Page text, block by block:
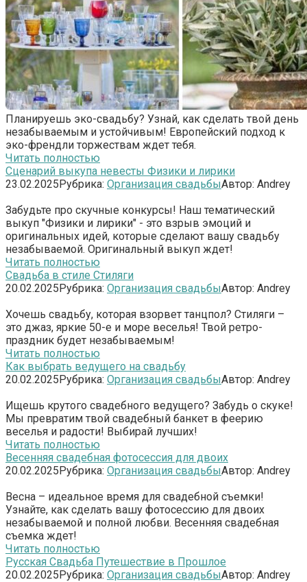
Планируешь эко-свадьбу? Узнай, как сделать твой день
незабываемым и устойчивым! Европейский подход к
эко-френдли торжествам ждет тебя.
Читать полностью
Сценарий выкупа невесты Физики и лирики
23.02.2025Рубрика: Организация свадьбыАвтор: Andrey
Забудьте про скучные конкурсы! Наш тематический
выкуп "Физики и лирики" - это взрыв эмоций и
оригинальных идей, которые сделают вашу свадьбу
незабываемой. Оригинальный выкуп ждет!
Читать полностью
Свадьба в стиле Стиляги
20.02.2025Рубрика: Организация свадьбыАвтор: Andrey
Хочешь свадьбу, которая взорвет танцпол? Стиляги –
это джаз, яркие 50-е и море веселья! Твой ретро-
праздник будет незабываемым!
Читать полностью
Как выбрать ведущего на свадьбу
20.02.2025Рубрика: Организация свадьбыАвтор: Andrey
Ищешь крутого свадебного ведущего? Забудь о скуке!
Мы превратим твой свадебный банкет в феерию
веселья и радости! Выбирай лучших!
Читать полностью
Весенняя свадебная фотосессия для двоих
20.02.2025Рубрика: Организация свадьбыАвтор: Andrey
Весна – идеальное время для свадебной съемки!
Узнайте, как сделать вашу фотосессию для двоих
незабываемой и полной любви. Весенняя свадебная
съемка ждет!
Читать полностью
Русская Свадьба Путешествие в Прошлое
20.02.2025Рубрика: Организация свадьбыАвтор: Andrey